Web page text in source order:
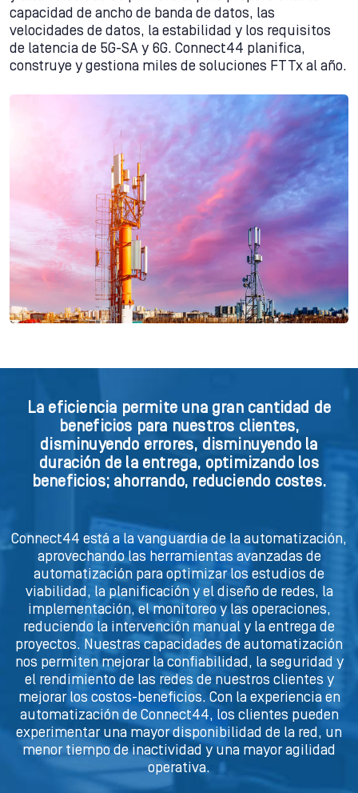
capacidad de ancho de banda de datos, las
velocidades de datos, la estabilidad y los requisitos
de latencia de 5G-SA y 6G. Connect44 planifica,
construye y gestiona miles de soluciones FTTx al año.
La eficiencia permite una gran cantidad de
beneficios para nuestros clientes,
disminuyendo errores, disminuyendo la
duración de la entrega, optimizando los
beneficios; ahorrando, reduciendo costes.
Connect44 está a la vanguardia de la automatización,
aprovechando las herramientas avanzadas de
automatización para optimizar los estudios de
viabilidad, la planificación y el diseño de redes, la
implementación, el monitoreo y las operaciones,
reduciendo la intervención manual y la entrega de
proyectos. Nuestras capacidades de automatización
nos permiten mejorar la confiabilidad, la seguridad y
el rendimiento de las redes de nuestros clientes y
mejorar los costos-beneficios. Con la experiencia en
automatización de Connect44, los clientes pueden
experimentar una mayor disponibilidad de la red, un
menor tiempo de inactividad y una mayor agilidad
operativa.